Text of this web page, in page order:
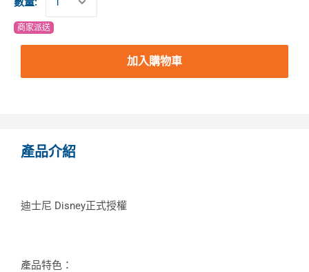
商家派送
加入購物車
產品介紹
迪士尼 Disney正式授權
產品特色：